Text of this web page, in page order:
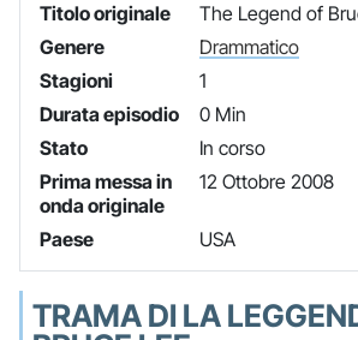
Titolo originale
The Legend of
Genere
Drammatico
Stagioni
1
Durata episodio
0 Min
Stato
In corso
Prima messa in
onda originale
12 Ottobre 2008
Paese USA
TRAMA DI LA